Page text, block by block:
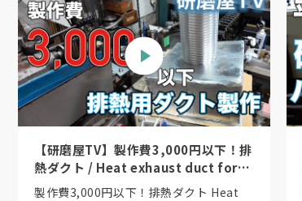
【研磨屋TV】製作費3,000円以下！排
熱ダクト / Heat exhaust duct for
under 3,000 yen!
製作費3,000円以下！排熱ダクト Heat